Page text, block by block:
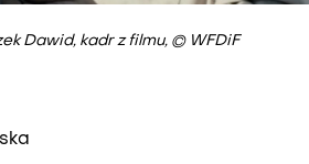
Dawid, kadr z filmu, © WFDiF